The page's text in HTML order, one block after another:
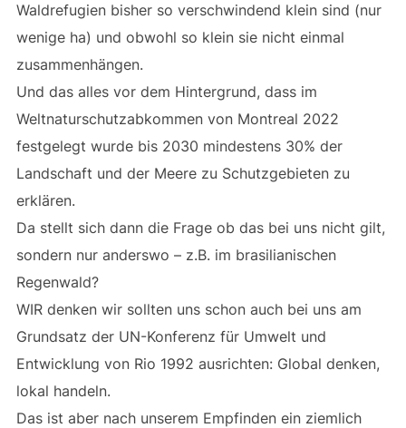
Waldrefugien bisher so verschwindend klein sind (nur
wenige ha) und obwohl so klein sie nicht einmal
zusammenhängen.
Und das alles vor dem Hintergrund, dass im
Weltnaturschutzabkommen von Montreal 2022
festgelegt wurde bis 2030 mindestens 30% der
Landschaft und der Meere zu Schutzgebieten zu
erklären.
Da stellt sich dann die Frage ob das bei uns nicht gilt,
sondern nur anderswo – z.B. im brasilianischen
Regenwald?
WIR denken wir sollten uns schon auch bei uns am
Grundsatz der UN-Konferenz für Umwelt und
Entwicklung von Rio 1992 ausrichten: Global denken,
lokal handeln.
Das ist aber nach unserem Empfinden ein ziemlich